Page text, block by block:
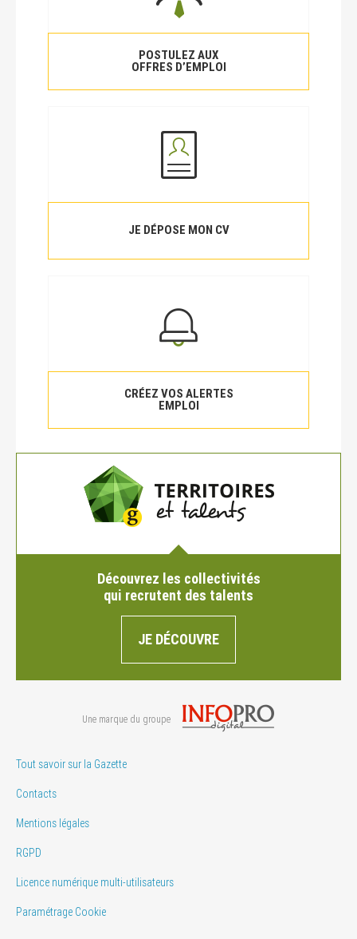
POSTULEZ AUX
OFFRES D’EMPLOI
JE DÉPOSE MON CV
CRÉEZ VOS ALERTES
EMPLOI
Découvrez les collectivités
qui recrutent des talents
JE DÉCOUVRE
Une marque du groupe
Tout savoir sur la Gazette
Contacts
Mentions légales
RGPD
Licence numérique multi-utilisateurs
Paramétrage Cookie